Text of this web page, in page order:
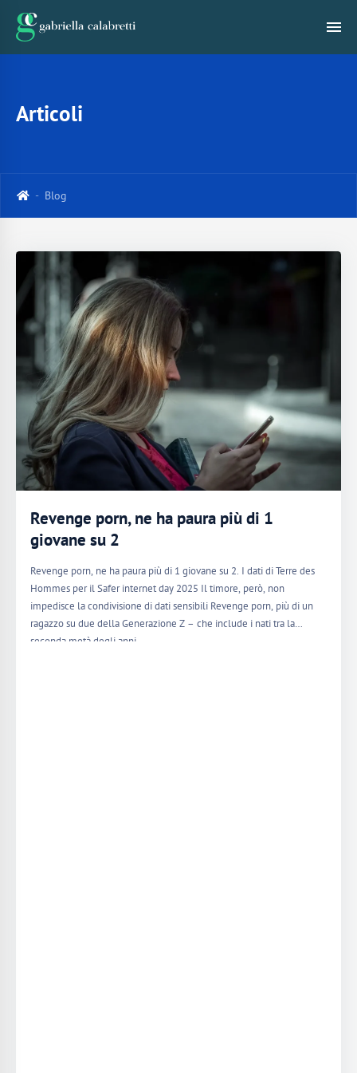
Articoli
Blog
Revenge porn, ne ha paura più di 1
giovane su 2
Revenge porn, ne ha paura più di 1 giovane su 2. I dati di Terre des
Hommes per il Safer internet day 2025 Il timore, però, non
impedisce la condivisione di dati sensibili Revenge porn, più di un
ragazzo su due della Generazione Z – che include i nati tra la
seconda metà degli anni…